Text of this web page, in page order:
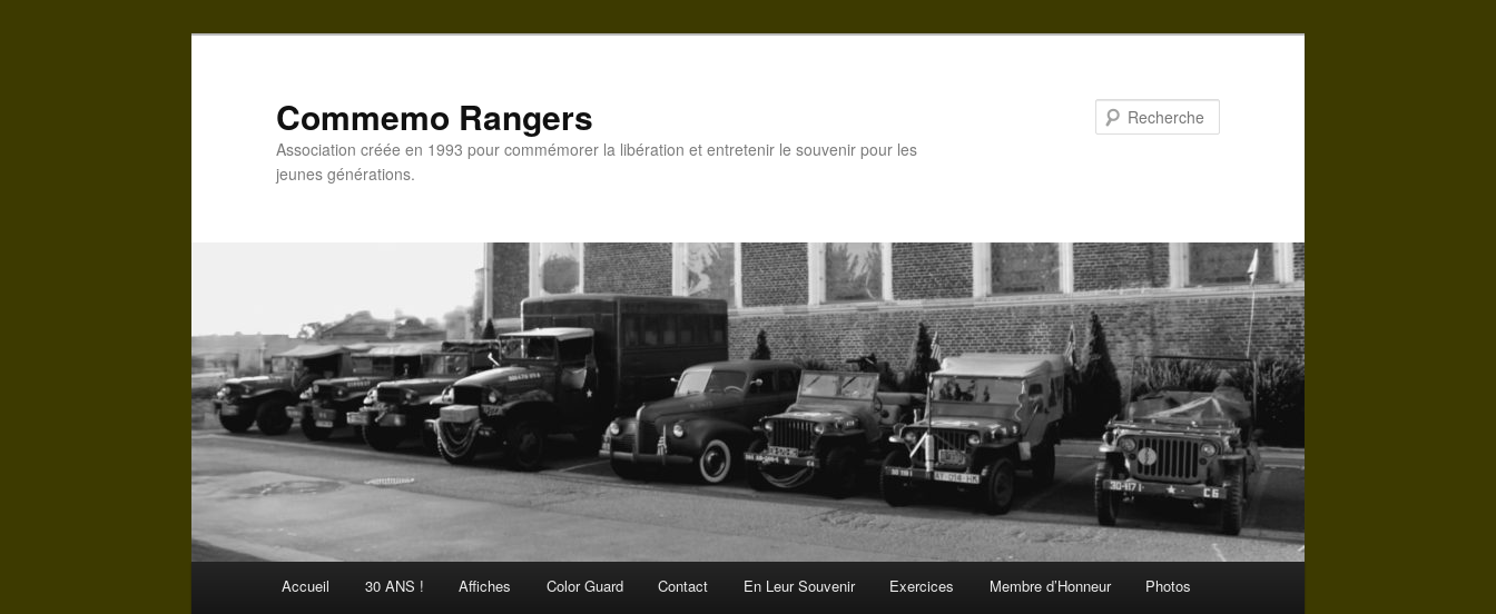
Commemo Rangers
Association créée en 1993 pour commémorer la libération et entretenir le souvenir pour les
jeunes générations.
Aller
Accueil 30 ANS ! Affiches Color Guard Contact En Leur Souvenir Exercices Membre d’Honneur Photos